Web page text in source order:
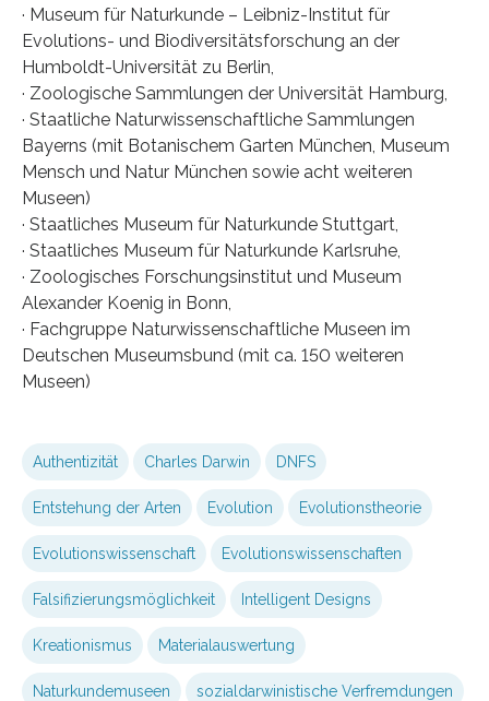
· Museum für Naturkunde – Leibniz-Institut für
Evolutions- und Biodiversitätsforschung an der
Humboldt-Universität zu Berlin,
· Zoologische Sammlungen der Universität Hamburg,
· Staatliche Naturwissenschaftliche Sammlungen
Bayerns (mit Botanischem Garten München, Museum
Mensch und Natur München sowie acht weiteren
Museen)
· Staatliches Museum für Naturkunde Stuttgart,
· Staatliches Museum für Naturkunde Karlsruhe,
· Zoologisches Forschungsinstitut und Museum
Alexander Koenig in Bonn,
· Fachgruppe Naturwissenschaftliche Museen im
Deutschen Museumsbund (mit ca. 150 weiteren
Museen)
Authentizität Charles Darwin DNFS
Entstehung der Arten Evolution Evolutionstheorie
Evolutionswissenschaft Evolutionswissenschaften
Falsifizierungsmöglichkeit Intelligent Designs
Kreationismus Materialauswertung
Naturkundemuseen sozialdarwinistische Verfremdungen